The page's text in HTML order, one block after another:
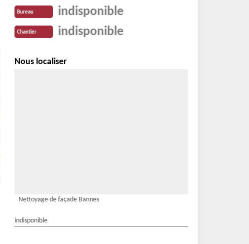
Bureau indisponible
Chantier indisponible
Nous localiser
Nettoyage de façade Bannes
indisponible